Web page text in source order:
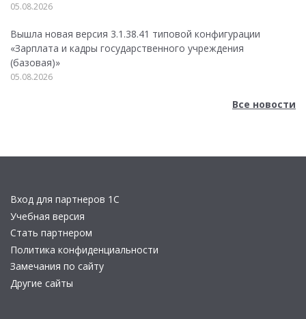
05.08.2026
Вышла новая версия 3.1.38.41 типовой конфигурации
«Зарплата и кадры государственного учреждения
(базовая)»
05.08.2026
Все новости
Вход для партнеров 1С
Учебная версия
Стать партнером
Политика конфиденциальности
Замечания по сайту
Другие сайты